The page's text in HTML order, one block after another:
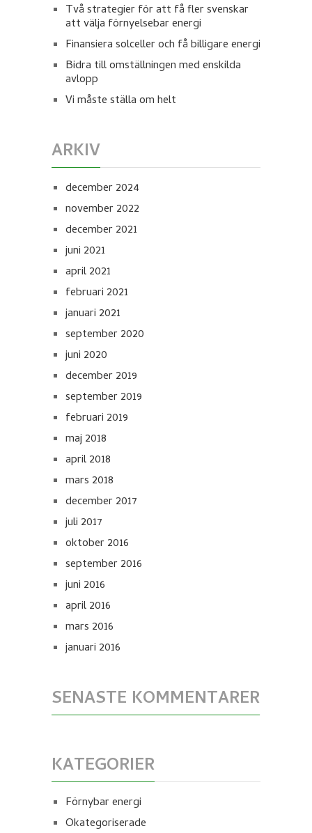
Två strategier för att få fler svenskar
att välja förnyelsebar energi
Finansiera solceller och få billigare energi
Bidra till omställningen med enskilda
avlopp
Vi måste ställa om helt
ARKIV
december 2024
november 2022
december 2021
juni 2021
april 2021
februari 2021
januari 2021
september 2020
juni 2020
december 2019
september 2019
februari 2019
maj 2018
april 2018
mars 2018
december 2017
juli 2017
oktober 2016
september 2016
juni 2016
april 2016
mars 2016
januari 2016
SENASTE KOMMENTARER
KATEGORIER
Förnybar energi
Okategoriserade